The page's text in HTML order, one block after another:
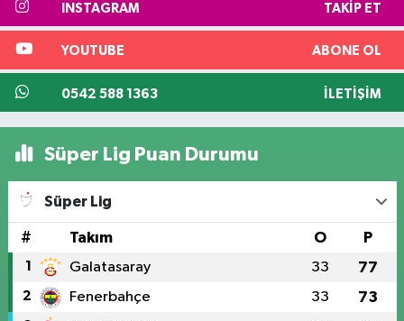
INSTAGRAM TAKIP ET
YOUTUBE ABONE OL
0542 588 1363 İLETIŞIM
Süper Lig Puan Durumu
Süper Lig
# Takım O P
1 Galatasaray 33 77
2 Fenerbahçe 33 73